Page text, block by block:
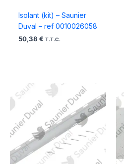
Isolant (kit) – Saunier
Duval – ref 0010026058
50,38 € T.T.C.